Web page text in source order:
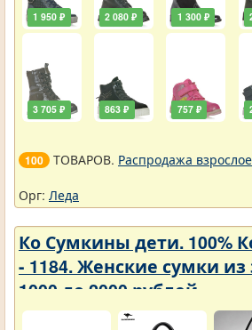
1 950 ₽
3 705 ₽
2 080 ₽
863 ₽
1 300 ₽
757 ₽
100 ТОВАРОВ. Распродажа
Орг: Леда
Ко Сумкины дети. 100%
- 1184. Женские сумки
1000 до 2000 рублей